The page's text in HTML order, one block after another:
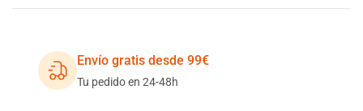
Envío gratis desde 99€
Tu pedido en 24-48h